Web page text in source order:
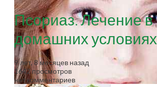
Псориаз. Лечение в
домашних условиях
9 лет, 8 месяцев назад
1642 просмотров
нет комментариев